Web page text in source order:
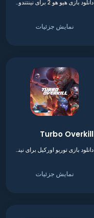
دانلود بازی هیو هو 2 برای نینتندو سوییچ
نمایش جزئیات
Turbo Overkill
دانلود بازی توربو اورکیل برای نینتندو سوییچ
نمایش جزئیات